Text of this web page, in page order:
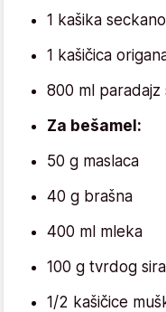
1 kašika
1 kašičica
800 ml paradajz
Za bešamel:
50 g maslaca
40 g brašna
400 ml mleka
100 g tvrdog sira
1/2 kašičice